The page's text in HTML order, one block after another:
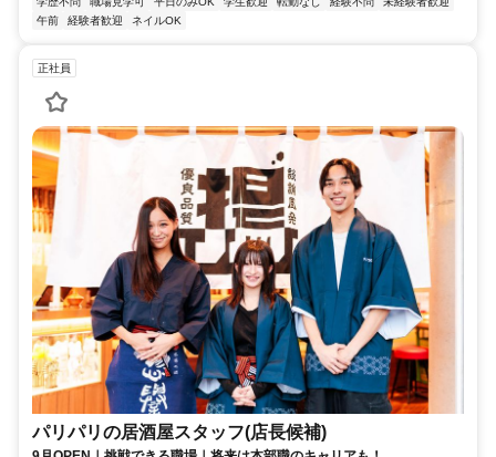
午前
経験者歓迎 ネイルOK
正社員
パリパリの居酒屋スタッフ(店長候補)